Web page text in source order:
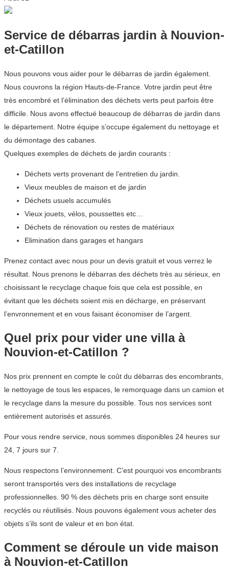
Service de débarras jardin à Nouvion-
et-Catillon
Nous pouvons vous aider pour le débarras de jardin également.
Nous couvrons la région Hauts-de-France. Votre jardin peut être
très encombré et l’élimination des déchets verts peut parfois être
difficile. Nous avons effectué beaucoup de débarras de jardin dans
le département. Notre équipe s’occupe également du nettoyage et
du démontage des cabanes.
Quelques exemples de déchets de jardin courants :
Déchets verts provenant de l’entretien du jardin.
Vieux meubles de maison et de jardin
Déchets usuels accumulés
Vieux jouets, vélos, poussettes etc…
Déchets de rénovation ou restes de matériaux
Elimination dans garages et hangars
Prenez contact avec nous pour un devis gratuit et vous verrez le
résultat. Nous prenons le débarras des déchets très au sérieux, en
choisissant le recyclage chaque fois que cela est possible, en
évitant que les déchets soient mis en décharge, en préservant
l’envronnement et en vous faisant économiser de l’argent.
Quel prix pour vider une villa à
Nouvion-et-Catillon ?
Nos prix prennent en compte le coût du débarras des encombrants,
le nettoyage de tous les espaces, le remorquage dans un camion et
le recyclage dans la mesure du possible. Tous nos services sont
entièrement autorisés et assurés.
Pour vous rendre service, nous sommes disponibles 24 heures sur
24, 7 jours sur 7.
Nous respectons l’environnement. C’est pourquoi vos encombrants
seront transportés vers des installations de recyclage
professionnelles. 90 % des déchets pris en charge sont ensuite
recyclés ou réutilisés. Nous pouvons également vous acheter des
objets s’ils sont de valeur et en bon état.
Comment se déroule un vide maison
à Nouvion-et-Catillon